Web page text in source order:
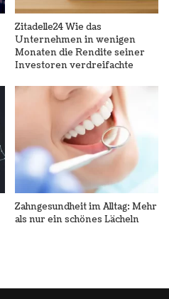
Zitadelle24 Wie das
Unternehmen in wenigen
Monaten die Rendite seiner
Investoren verdreifachte
Zahngesundheit im Alltag: Mehr
als nur ein schönes Lächeln